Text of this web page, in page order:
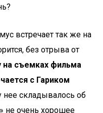
встречает так же на
без отрыва от
на съемках фильма
с Гариком
нее складывалось об
не очень хорошее